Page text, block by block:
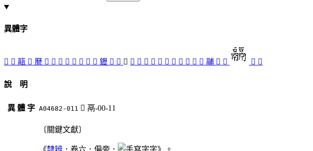
異體字
󶵍 󶵎 䰛 󶵂 㽁 󶵏 󶵁 󶴿 𨬑 󶵋 󶵑 󶵊 󶵀 䥶 󶵅 󶴽 󶴼 󶵇 󶴻 󶴾 󶵌 󶵆 󶵃 𩰲 䰜 󶵉 󶵄 󶵐 鬴 󶍣 𩱉 𩱔 󶵈
說 明
異 體 字 A04682-011 󶴼 鬲-00-11
〔關鍵文獻〕
《隸辨 ．卷六．偏旁． 字》。